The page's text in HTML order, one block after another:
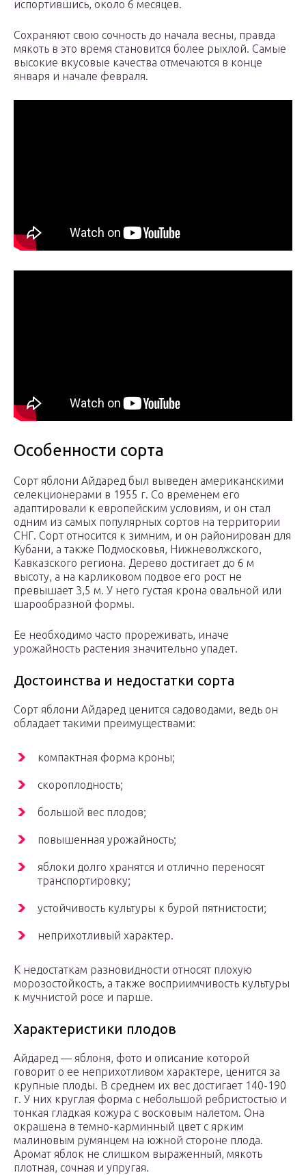
испортившись, около 6 месяцев.
Сохраняют свою сочность до начала весны, правда
мякоть в это время становится более рыхлой. Самые
высокие вкусовые качества отмечаются в конце
января и начале февраля.
Особенности сорта
Сорт яблони Айдаред был выведен американскими
селекционерами в 1955 г. Со временем его
адаптировали к европейским условиям, и он стал
одним из самых популярных сортов на территории
СНГ. Сорт относится к зимним, и он районирован для
Кубани, а также Подмосковья, Нижневолжского,
Кавказского региона. Дерево достигает до 6 м
высоту, а на карликовом подвое его рост не
превышает 3,5 м. У него густая крона овальной или
шарообразной формы.
Ее необходимо часто прореживать, иначе
урожайность растения значительно упадет.
Достоинства и недостатки сорта
Сорт яблони Айдаред ценится садоводами, ведь он
обладает такими преимуществами:
компактная форма кроны;
скороплодность;
большой вес плодов;
повышенная урожайность;
яблоки долго хранятся и отлично переносят
транспортировку;
устойчивость культуры к бурой пятнистости;
неприхотливый характер.
К недостаткам разновидности относят плохую
морозостойкость, а также восприимчивость культуры
к мучнистой росе и парше.
Характеристики плодов
Айдаред — яблоня, фото и описание которой
говорит о ее неприхотливом характере, ценится за
крупные плоды. В среднем их вес достигает 140-190
г. У них круглая форма с небольшой ребристостью и
тонкая гладкая кожура с восковым налетом. Она
окрашена в темно-карминный цвет с ярким
малиновым румянцем на южной стороне плода.
Аромат яблок не слишком выраженный, мякоть
плотная, сочная и упругая.